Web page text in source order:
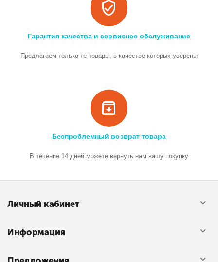
Гарантия качества и сервисное обслуживание
Предлагаем только те товары, в качестве которых уверены
Беспроблемный возврат товара
В течение 14 дней можете вернуть нам вашу покупку
Личный кабинет
Информация